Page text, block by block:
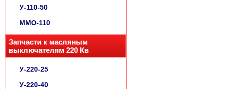
У-110-50
ММО-110
Запчасти к масляным
выключателям 220 Кв
У-220-25
У-220-40